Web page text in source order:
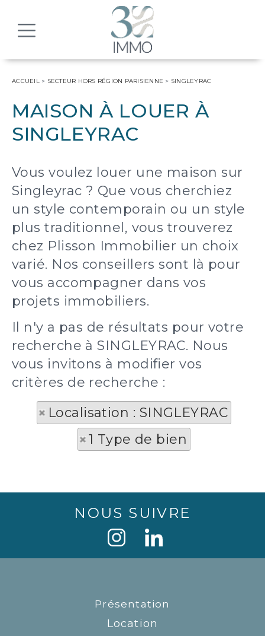
ACCUEIL> SECTEUR HORS RÉGION PARISIENNE > SINGLEYRAC
MAISON À LOUER À
SINGLEYRAC
Vous voulez louer une maison sur
Singleyrac ? Que vous cherchiez
un style contemporain ou un style
plus traditionnel, vous trouverez
chez Plisson Immobilier un choix
varié. Nos conseillers sont là pour
vous accompagner dans vos
projets immobiliers.
Il n'y a pas de résultats pour votre
recherche à SINGLEYRAC. Nous
vous invitons à modifier vos
critères de recherche :
Localisation : SINGLEYRAC
1 Type de bien
NOUS SUIVRE
Présentation
Location